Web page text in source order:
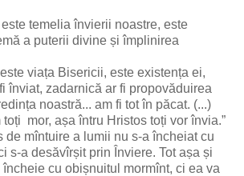
temelia învierii noastre, este
a puterii divine și împlinirea
viața Bisericii, este existența ei,
înviat, zadarnică ar fi propovăduirea
noastră... am fi tot în păcat. (...)
toți mor, așa întru Hristos toți vor învia.”
de mîntuire a lumii nu s-a încheiat cu
s-a desăvîrșit prin Înviere. Tot așa și
cu obișnuitul mormînt, ci ea va